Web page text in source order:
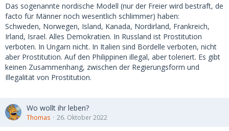
Das sogenannte nordische Modell (nur der Freier wird bestraft, de
facto für Männer noch wesentlich schlimmer) haben:
Schweden, Norwegen, Island, Kanada, Nordirland, Frankreich,
Irland, Israel. Alles Demokratien. In Russland ist Prostitution
verboten. In Ungarn nicht. In Italien sind Bordelle verboten, nicht
aber Prostitution. Auf den Philippinen illegal, aber toleriert. Es gibt
keinen Zusammenhang, zwischen der Regierungsform und
Illegalität von Prostitution.
Wo wollt ihr leben?
Thomas 26. Oktober 2022